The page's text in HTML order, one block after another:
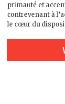
primauté et
contrevenant à
le cœur du